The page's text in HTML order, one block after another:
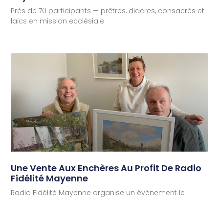
Près de 70 participants — prêtres, diacres, consacrés et
laïcs en mission ecclésiale
Une Vente Aux Enchères Au Profit De Radio
Fidélité Mayenne
Radio Fidélité Mayenne organise un événement le